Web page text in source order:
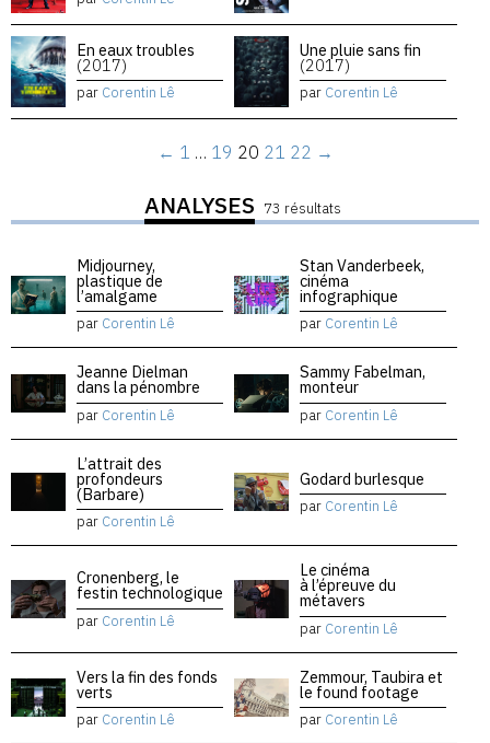
En eaux troubles
(2017)
par Corentin Lê
Une pluie sans fin
(2017)
par Corentin Lê
← 1 … 19 20 21 22 →
ANALYSES 73 résultats
Midjourney,
plastique de
l’amalgame
par Corentin Lê
Stan Vanderbeek,
cinéma
infographique
par Corentin Lê
Jeanne Dielman
dans la pénombre
par Corentin Lê
Sammy Fabelman,
monteur
par Corentin Lê
L’attrait des
profondeurs
(Barbare)
par Corentin Lê
Godard burlesque
par Corentin Lê
Cronenberg, le
festin technologique
par Corentin Lê
Le cinéma
à l’épreuve du
métavers
par Corentin Lê
Vers la fin des fonds
verts
par Corentin Lê
Zemmour, Taubira et
le found footage
par Corentin Lê